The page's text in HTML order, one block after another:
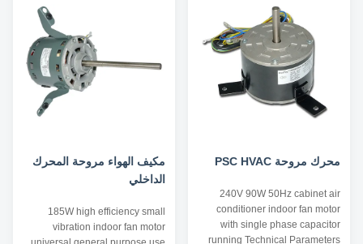
Capacitor/UF 5/440 Note:the
above motor is representative
for customer reference,our
OEM/ODM service offered.
Model Number Voltage /V
محرك مروحة PSC HVAC
240V 90W 50Hz cabinet air
conditioner indoor fan motor
with single phase capacitor
running Technical Parameters
مكيف الهواء مروحة المحرك
الداخلي
185W high efficiency small
vibration indoor fan motor